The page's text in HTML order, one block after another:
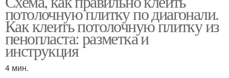
потолочную плитку по диагонали.
Как клеить потолочную плитку из
пенопласта: разметка и
инструкция
4 мин.